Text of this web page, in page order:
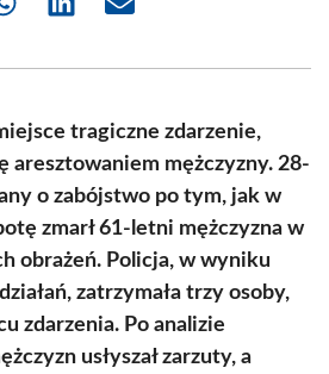
Share Share Share
tragiczne zdarzenie,
aresztowaniem mężczyzny. 28-
o zabójstwo po tym, jak w
zmarł 61-letni mężczyzna w
obrażeń. Policja, w wyniku
zatrzymała trzy osoby,
zdarzenia. Po analizie
usłyszał zarzuty, a